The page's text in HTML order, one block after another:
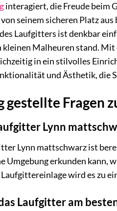
interagiert, die Freude beim
seinem sicheren Platz
des Laufgitters ist denkbar
kleinen Malheuren stand.
in ein stilvolles
und Ästhetik, die
gestellte Fragen
Lynn
Lynn mattschwarz ist
Umgebung erkunden
wird es zu
Laufgitter am